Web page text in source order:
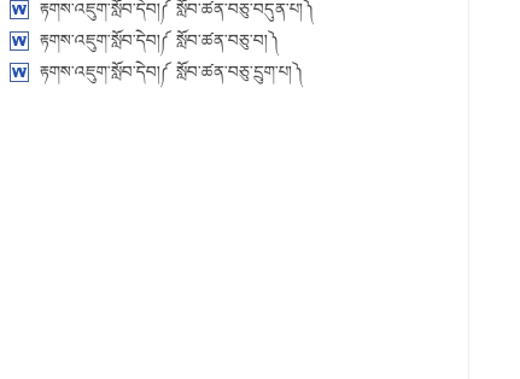
རྟགས་འཇུག་སློབ་དེབ།༼ སློབ་ཚན་བཅུ་བདུན་པ།༽
རྟགས་འཇུག་སློབ་དེབ།༼ སློབ་ཚན་བཅུ་བ།༽
རྟགས་འཇུག་སློབ་དེབ།༼ སློབ་ཚན་བཅུ་དྲུག་པ།༽